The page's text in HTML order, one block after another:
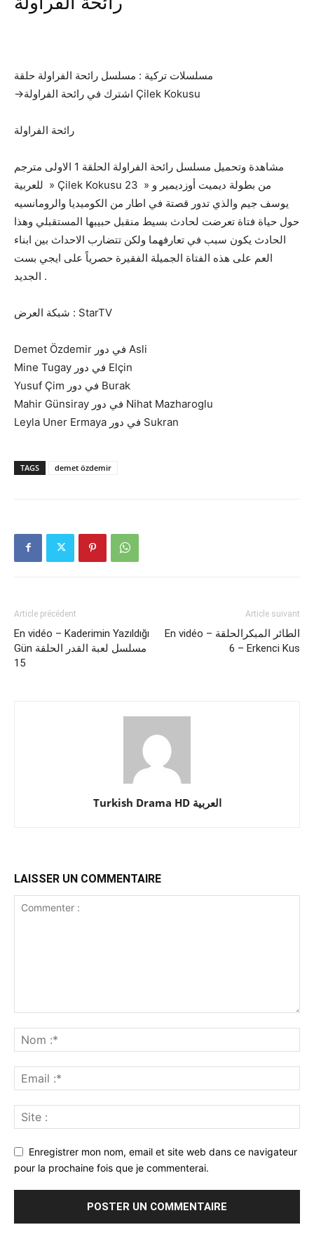
مسلسلات تركية : مسلسل رائحة الفراولة حلقة
→اشترك في رائحة الفراولة Çilek Kokusu
رائحة الفراولة
مشاهدة وتحميل مسلسل رائحة الفراولة الحلقة 1 الاولى مترجم
للعربية » Çilek Kokusu 23 » من بطولة ديميت أوزديمير و
يوسف جيم والذي تدور قصتة في اطار من الكوميديا والرومانسيه
حول حياة فتاة تعرضت لحادث بسيط منقبل حبيبها المستقبلي وهذا
الحادث يكون سبب في تعارفهما ولكن تتضارب الاحداث بين ابناء
العم على هذه الفتاة الجميلة الفقيرة حصرياً على ايجي بست
الجديد .
شبكة العرض : StarTV
Demet Özdemir في دور Asli
Mine Tugay في دور Elçin
Yusuf Çim في دور Burak
Mahir Günsiray في دور Nihat Mazharoglu
Leyla Uner Ermaya في دور Sukran
TAGS demet özdemir
Article précédent
En vidéo – Kaderimin Yazıldığı
Gün مسلسل لعبة القدر الحلقة
15
Article suivant
En vidéo – الطائر المبكرالحلقة
6 – Erkenci Kus
Turkish Drama HD العربية
LAISSER UN COMMENTAIRE
Enregistrer mon nom, email et site web dans ce navigateur
pour la prochaine fois que je commenterai.